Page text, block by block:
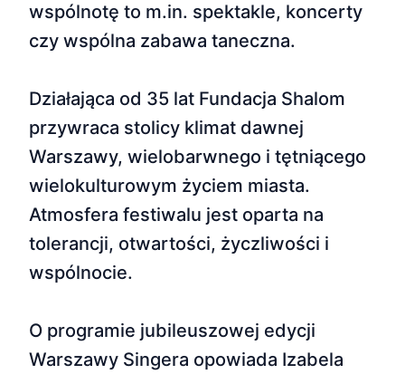
wspólnotę to m.in. spektakle, koncerty
czy wspólna zabawa taneczna.
Działająca od 35 lat Fundacja Shalom
przywraca stolicy klimat dawnej
Warszawy, wielobarwnego i tętniącego
wielokulturowym życiem miasta.
Atmosfera festiwalu jest oparta na
tolerancji, otwartości, życzliwości i
wspólnocie.
O programie jubileuszowej edycji
Warszawy Singera opowiada Izabela